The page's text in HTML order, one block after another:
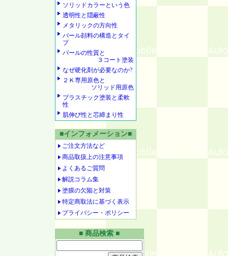
ソリッドカラーという色
透明性と隠蔽性
メタリックの方向性
パール顔料の構造とタイ
プ
パールの性質と
３コート塗装
なぜ硬化剤が必要なのか?
２Ｋ専用原色と
ソリッド用原色
プラスチック塗装と柔軟
性
肌伸び性と芯締まり性
■インフォメーション■
ご注文方法など
商品取扱上の注意事項
よくあるご質問
解説コラム集
塗膜の欠陥と対策
特定商取法に基づく表示
プライバシー・ポリシー
■ 商品検索 ■